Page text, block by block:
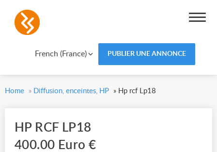
French (France) PUBLIER UNE ANNONCE
Home » Diffusion, enceintes, HP » Hp rcf Lp18
HP RCF LP18
400.00 Euro €